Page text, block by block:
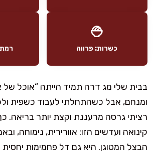
כשרות: פרווה רמת
בבית שלי מג דרה תמיד הייתה “אוכל
ומנחם, אבל כשהתחלתי לעבוד כשפית
רציתי גרסה מרעננת וקצת יותר בריאה.
קינואה ועדשים הזו: אוורירית, נימוחה,
הבצל המטוגן. היא גם דל פחמימות